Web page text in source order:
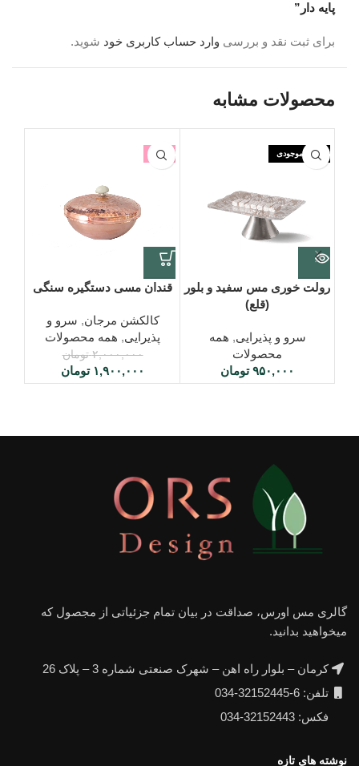
پایه دار”
برای ثبت نقد و بررسی وارد حساب کاربری خود شوید.
محصولات مشابه
اتمام موجودی
رولت خوری مس سفید و بلور
(قلع)
سرو و پذیرایی, همه
محصولات
۹۵۰,۰۰۰ تومان
-5%
قندان مسی دستگیره سنگی
کالکشن مرجان, سرو و
پذیرایی, همه محصولات
۲,۰۰۰,۰۰۰ تومان
۱,۹۰۰,۰۰۰ تومان
گالری مس اورس، صداقت در بیان تمام جزئیاتی از مجصول که
میخواهید بدانید.
کرمان – بلوار راه اهن – شهرک صنعتی شماره 3 – پلاک 26
تلفن: 6-32152445-034
فکس: 32152443-034
نوشته های تازه